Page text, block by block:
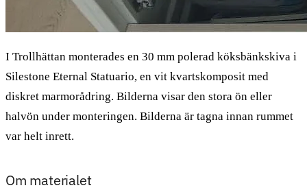
I Trollhättan monterades en 30 mm polerad köksbänkskiva i
Silestone Eternal Statuario, en vit kvartskomposit med
diskret marmorådring. Bilderna visar den stora ön eller
halvön under monteringen. Bilderna är tagna innan rummet
var helt inrett.
Om materialet